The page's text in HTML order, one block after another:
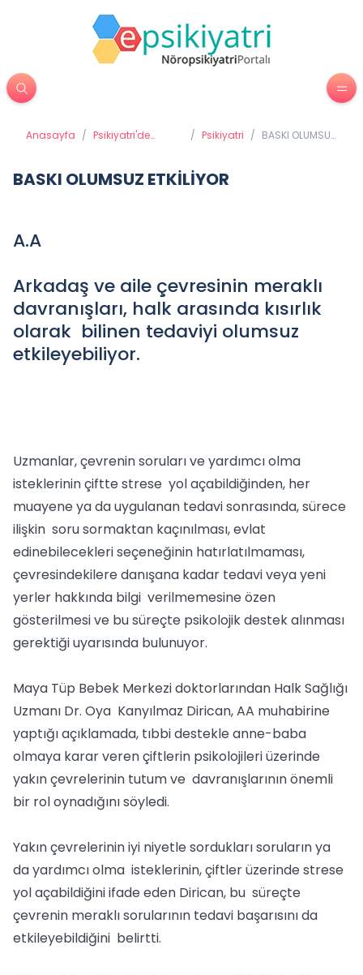
Anasayfa / Psikiyatri'de
/ Psikiyatri / BASKI OLUMSUZ
BASKI OLUMSUZ ETKİLİYOR
A.A
Arkadaş ve aile çevresinin meraklı
davranışları, halk arasında kısırlık
olarak bilinen tedaviyi olumsuz
etkileyebiliyor.
Uzmanlar, çevrenin soruları ve yardımcı olma
isteklerinin çiftte strese yol açabildiğinden, her
muayene ya da uygulanan tedavi sonrasında, sürece
ilişkin soru sormaktan kaçınılması, evlat
edinebilecekleri seçeneğinin hatırlatılmaması,
çevresindekilere danışana kadar tedavi veya yeni
yerler hakkında bilgi verilmemesine özen
gösterilmesi ve bu süreçte psikolojik destek alınması
gerektiği uyarısında bulunuyor.
Maya Tüp Bebek Merkezi doktorlarından Halk Sağlığı
Uzmanı Dr. Oya Kanyılmaz Dirican, AA muhabirine
yaptığı açıklamada, tıbbi destekle anne-baba
olmaya karar veren çiftlerin psikolojileri üzerinde
yakın çevrelerinin tutum ve davranışlarının önemli
bir rol oynadığını söyledi.
Yakın çevrelerinin iyi niyetle sordukları soruların ya
da yardımcı olma isteklerinin, çiftler üzerinde strese
yol açabildiğini ifade eden Dirican, bu süreçte
çevrenin meraklı sorularının tedavi başarısını da
etkileyebildiğini belirtti.